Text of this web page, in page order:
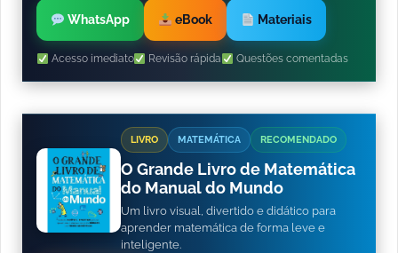
WhatsApp eBook Materiais
Acesso imediato Revisão rápida Questões comentadas
LIVRO MATEMÁTICA RECOMENDADO
O Grande Livro de Matemática
do Manual do Mundo
Um livro visual, divertido e didático para
aprender matemática de forma leve e
inteligente.